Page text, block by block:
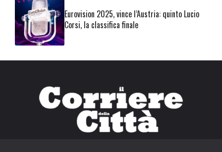
Eurovision 2025, vince l’Austria: quinto Lucio
Corsi, la classifica finale